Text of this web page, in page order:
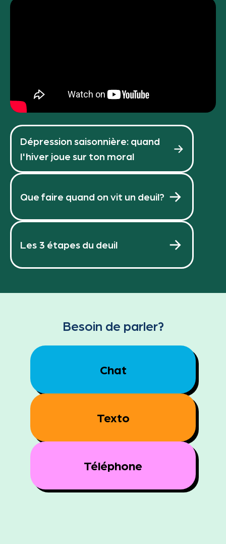
Dépression saisonnière: quand
l'hiver joue sur ton moral
Que faire quand on vit un deuil?
Les 3 étapes du deuil
Besoin de parler?
Chat
Texto
Téléphone